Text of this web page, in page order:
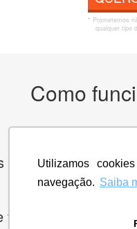
Utilizamos
navegação. Saiba
* Prometemos
qualquer tipo
Como
produtos
deseja na